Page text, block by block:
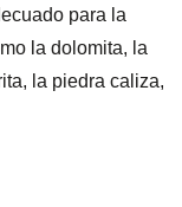
para la
la dolomita, la
la piedra caliza,